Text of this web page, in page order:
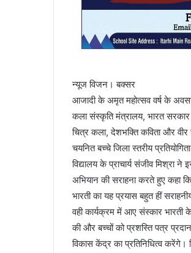
न्यूज विजन। बक्सर
आजादी के अमृत महोत्सव वर्ष के अवसर
कला संस्कृति मंत्रालय, भारत सरकार
चित्र कला, देशभक्ति कविता और वीर
चयनित बच्चे जिला स्तरीय
विद्यालय के प्राचार्य संजीव
अभियान की सराहना करते हुए कहा
भारती का यह प्रयास बहुत हीं
वही कार्यक्रम में आए संस्कार
की और बच्चों को प्रशस्ति पत्र
विकास केंद्र का प्रतिनिधित्व करेंगे।